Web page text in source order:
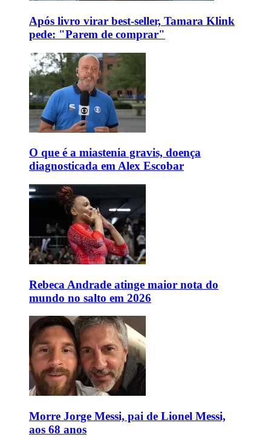
Após livro virar best-seller, Tamara Klink
pede: "Parem de comprar"
O que é a miastenia gravis, doença
diagnosticada em Alex Escobar
Rebeca Andrade atinge maior nota do
mundo no salto em 2026
Morre Jorge Messi, pai de Lionel Messi,
aos 68 anos